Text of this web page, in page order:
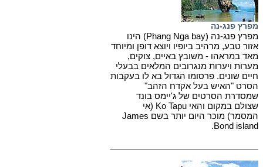
מפרץ פנג-נה
מפרץ פנג-נה (Phang Nga bay) הינו
אזור טבע, מרהיב ביופיו ויוצא דופן ומיוחד
מאד במראהו - משובץ באיים, צוקים,
מערות ויערות מנגרובים המלאים בבעלי
חיים שונים. פרסומו הגדול בא לו בעקבות
הסרט "האיש בעל אקדח הזהב"
שמסדרת הסרטים של ג'יימס בונד
שצולם במקום והאי Ko Tapu (אי
המסמר) מוכר היום יותר בשם James
Bond island.